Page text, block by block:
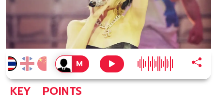
KEY POINTS